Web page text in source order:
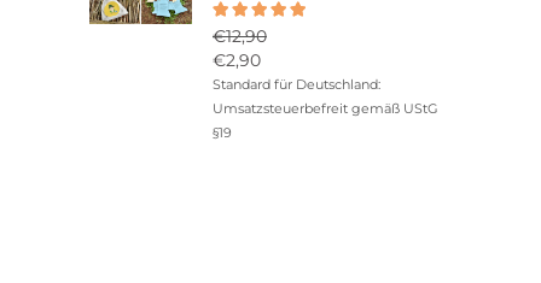
mit5.00
von 5
€12,90
Ursprünglicher
Preis
war:
€12,90
€2,90
Aktueller
Preis
ist:
Standard für Deutschland:
Umsatzsteuerbefreit gemäß UStG
§19